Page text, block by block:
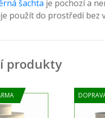
šachta je pochozí a
použít do prostředí bez
produkty